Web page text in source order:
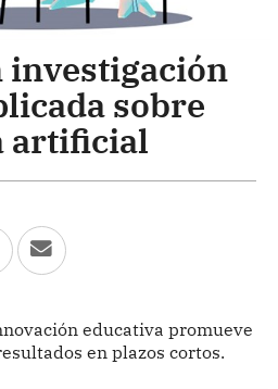
investigación
sobre
artificial
educativa promueve
en plazos cortos.